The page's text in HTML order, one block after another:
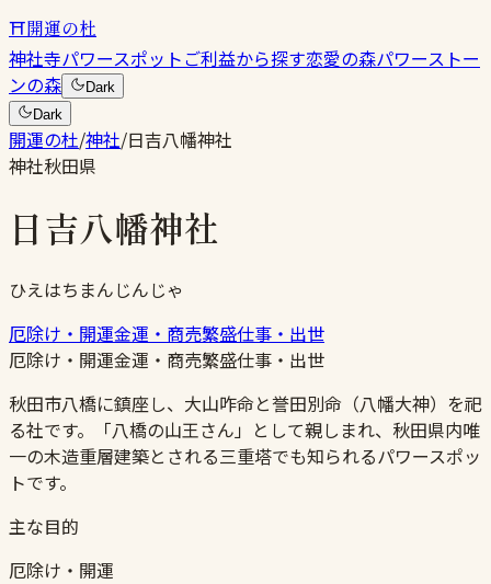
⛩開運の杜
神社寺パワースポットご利益から探す恋愛の森パワーストー
ンの森
Dark
Dark
開運の杜/神社/日吉八幡神社
神社秋田県
日吉八幡神社
ひえはちまんじんじゃ
厄除け・開運金運・商売繁盛仕事・出世
厄除け・開運金運・商売繁盛仕事・出世
秋田市八橋に鎮座し、大山咋命と誉田別命（八幡大神）を祀
る社です。「八橋の山王さん」として親しまれ、秋田県内唯
一の木造重層建築とされる三重塔でも知られるパワースポッ
トです。
主な目的
厄除け・開運